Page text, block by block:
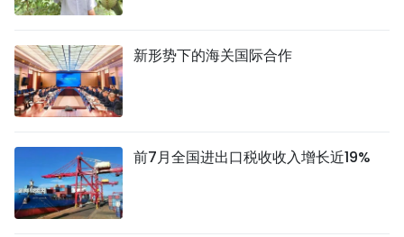
新形势下的海关国际合作
前7月全国进出口税收收入增长近19%